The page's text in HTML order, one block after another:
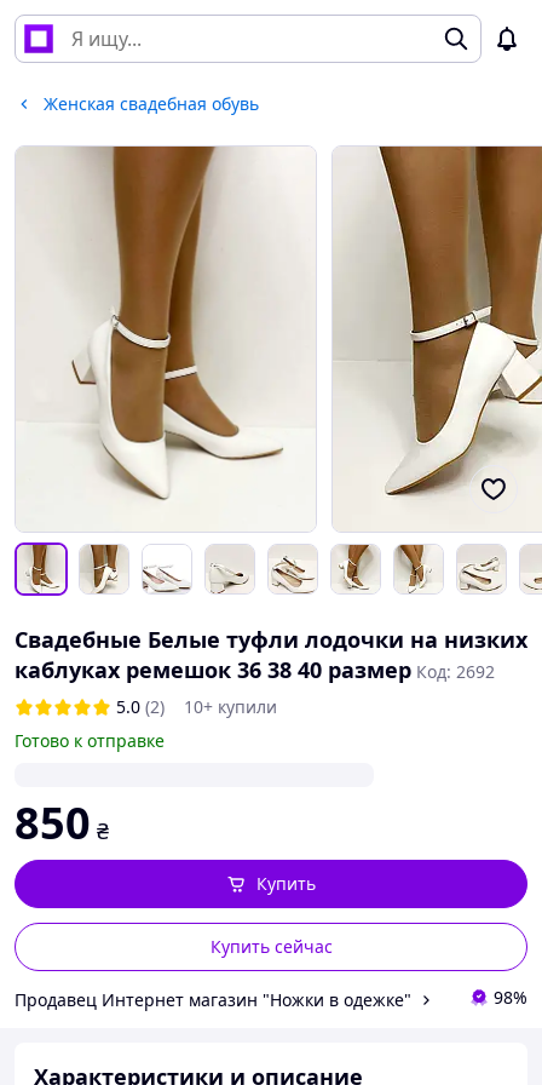
Женская свадебная обувь
Свадебные Белые туфли лодочки на низких
каблуках ремешок 36 38 40 размер Код: 2692
5.0 (2)
10+ купили
Готово к отправке
850 ₴
Купить сейчас
Купить
Продавец Интернет магазин "Ножки в одежке" 98%
Характеристики и описание